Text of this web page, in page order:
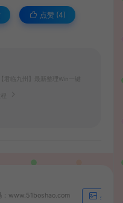
点赞 (4)
君临九州】最新整理Win一键
：www.51boshao.com 生成海